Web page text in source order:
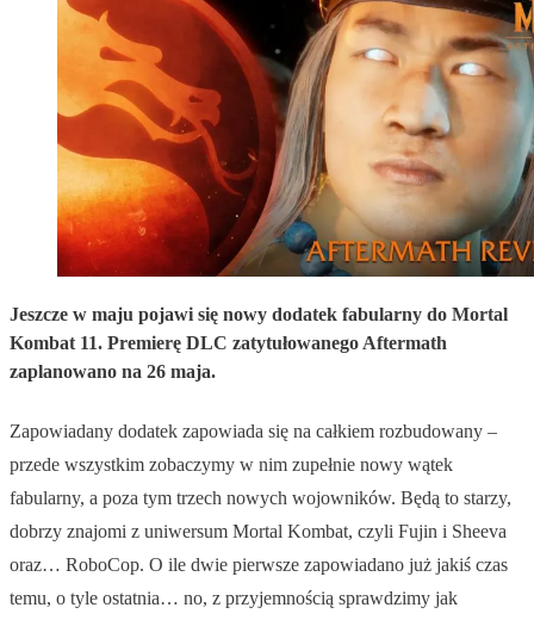
Jeszcze w maju pojawi się nowy dodatek fabularny do Mortal
Kombat 11. Premierę DLC zatytułowanego Aftermath
zaplanowano na 26 maja.
Zapowiadany dodatek zapowiada się na całkiem rozbudowany –
przede wszystkim zobaczymy w nim zupełnie nowy wątek
fabularny, a poza tym trzech nowych wojowników. Będą to starzy,
dobrzy znajomi z uniwersum Mortal Kombat, czyli Fujin i Sheeva
oraz… RoboCop. O ile dwie pierwsze zapowiadano już jakiś czas
temu, o tyle ostatnia… no, z przyjemnością sprawdzimy jak